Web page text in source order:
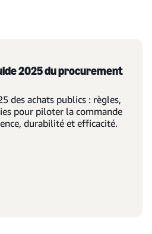
2025 du procurement
des achats publics : règles,
pour piloter la commande
durabilité et efficacité.